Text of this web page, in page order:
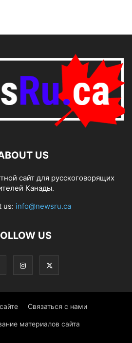
US
сайт для русскоговорящих
Канады.
us: info@newsru.ca
US
Связаться с нами
материалов сайта